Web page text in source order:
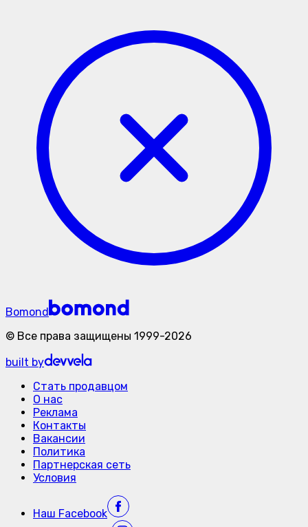
Bomond
© Все права защищены 1999-2026
built by
Стать продавцом
О нас
Реклама
Контакты
Вакансии
Политика
Партнерская сеть
Условия
Наш Facebook